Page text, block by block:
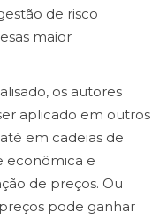
de risco
maior
os autores
aplicado em outros
em cadeias de
econômica e
de preços. Ou
pode ganhar